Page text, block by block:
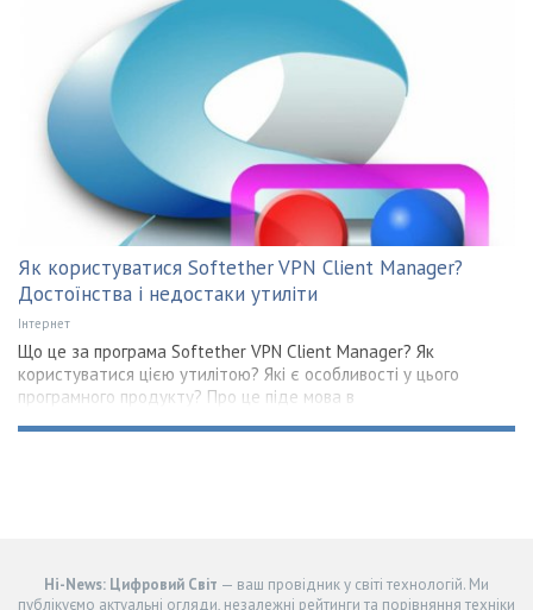
Як користуватися Softether VPN Client Manager?
Достоїнства і недостаки утиліти
Інтернет
Що це за програма Softether VPN Client Manager? Як
користуватися цією утилітою? Які є особливості у цього
програмного продукту? Про це піде мова в
Hi-News: Цифровий Світ — ваш провідник у світі технологій. Ми
публікуємо актуальні огляди, незалежні рейтинги та порівняння техніки